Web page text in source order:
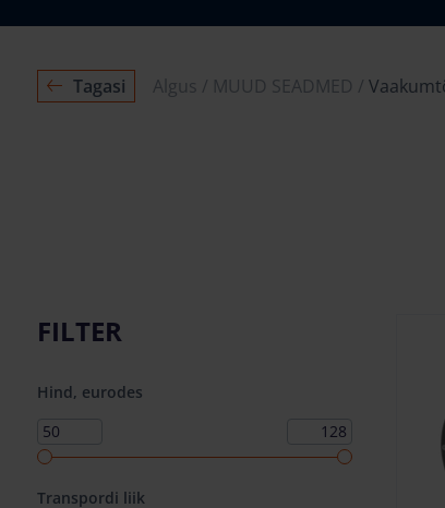
Tagasi Algus MUUD SEADMED
FILTER
Hind, eurodes
Transpordi liik